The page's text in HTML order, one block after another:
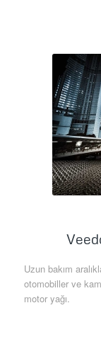
Uzun bakım
otomobiller ve
motor yağı.